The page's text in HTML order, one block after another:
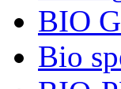
BIO
Bio